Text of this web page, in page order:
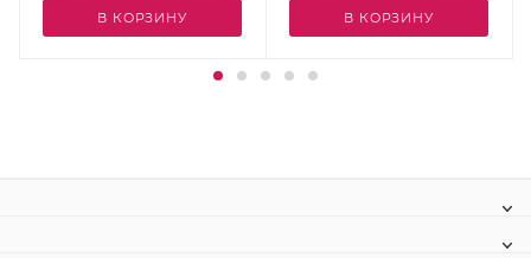
В КОРЗИНУ В КОРЗИНУ